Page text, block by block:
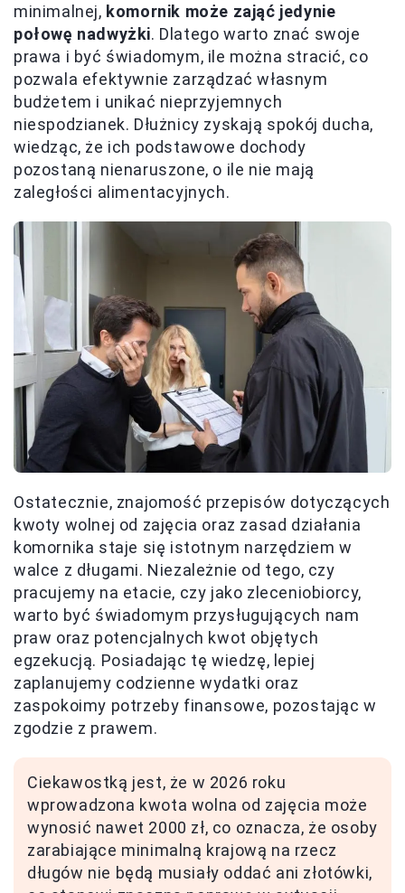
minimalnej, komornik może zająć jedynie
połowę nadwyżki. Dlatego warto znać swoje
prawa i być świadomym, ile można stracić, co
pozwala efektywnie zarządzać własnym
budżetem i unikać nieprzyjemnych
niespodzianek. Dłużnicy zyskają spokój ducha,
wiedząc, że ich podstawowe dochody
pozostaną nienaruszone, o ile nie mają
zaległości alimentacyjnych.
Ostatecznie, znajomość przepisów dotyczących
kwoty wolnej od zajęcia oraz zasad działania
komornika staje się istotnym narzędziem w
walce z długami. Niezależnie od tego, czy
pracujemy na etacie, czy jako zleceniobiorcy,
warto być świadomym przysługujących nam
praw oraz potencjalnych kwot objętych
egzekucją. Posiadając tę wiedzę, lepiej
zaplanujemy codzienne wydatki oraz
zaspokoimy potrzeby finansowe, pozostając w
zgodzie z prawem.
Ciekawostką jest, że w 2026 roku
wprowadzona kwota wolna od zajęcia może
wynosić nawet 2000 zł, co oznacza, że osoby
zarabiające minimalną krajową na rzecz
długów nie będą musiały oddać ani złotówki,